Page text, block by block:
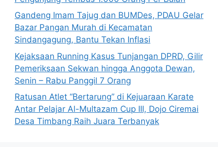
Gandeng Imam Tajug dan BUMDes, PDAU Gelar
Bazar Pangan Murah di Kecamatan
Sindangagung, Bantu Tekan Inflasi
Kejaksaan Running Kasus Tunjangan DPRD, Gilir
Pemeriksaan Sekwan hingga Anggota Dewan,
Senin – Rabu Panggil 7 Orang
Ratusan Atlet “Bertarung” di Kejuaraan Karate
Antar Pelajar Al-Multazam Cup III, Dojo Ciremai
Desa Timbang Raih Juara Terbanyak